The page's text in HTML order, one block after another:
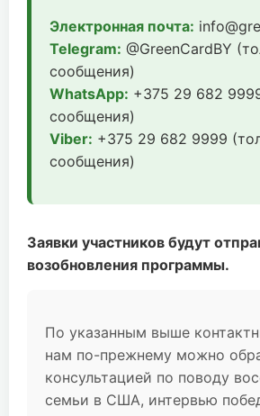
Электронная почта:
Telegram: @GreenCardBY
сообщения)
WhatsApp: +375 29 682
сообщения)
Viber: +375 29 682 9999
сообщения)
Заявки участников будут
возобновления программы.
По указанным выше
нам по-прежнему можно
консультацией по поводу
семьи в США, интервью